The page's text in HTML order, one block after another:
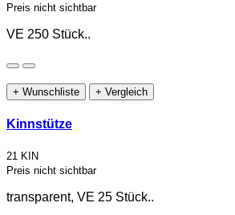
Preis nicht sichtbar
VE 250 Stück..
+ Wunschliste + Vergleich
Kinnstütze
21 KIN
Preis nicht sichtbar
transparent, VE 25 Stück..